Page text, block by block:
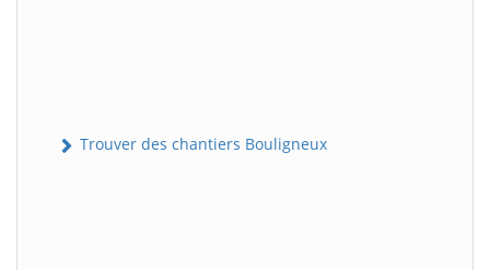
Trouver des chantiers Bouligneux